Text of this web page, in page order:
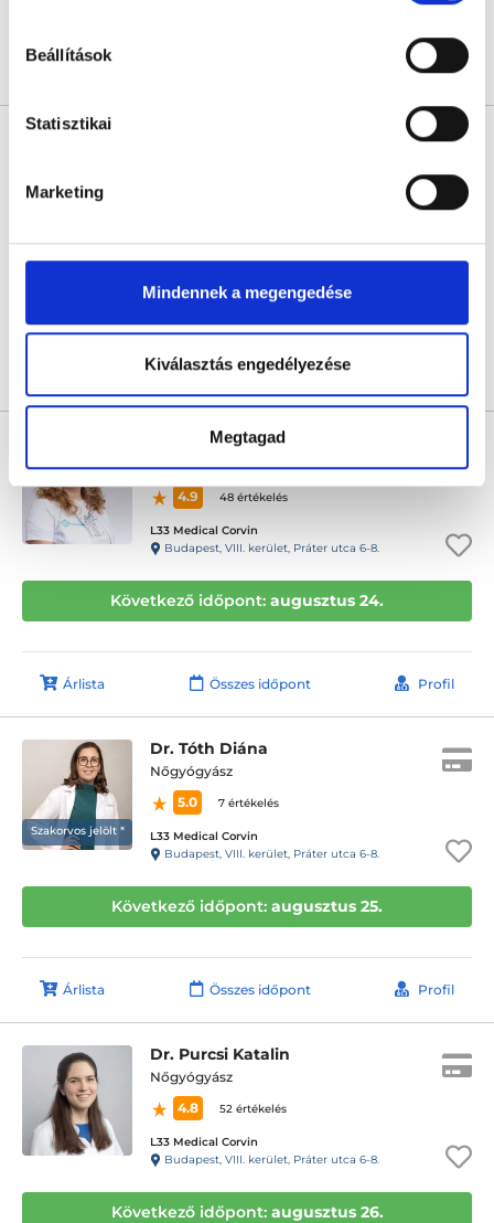
Beállítások
Statisztikai
Marketing
Mindennek a megengedése
Kiválasztás engedélyezése
Megtagad
Profil
Budapest, VIII. kerület, Práter utca 6-8.
Következő időpont:augusztus 24.
Összes időpont
Dr. Kőrösi Júlia
Nőgyógyász
4.9
48 értékelés
L33 Medical Corvin
Budapest, VIII. kerület, Práter utca 6-8.
Következő időpont: augusztus 24.
Árlista Összes időpont Profil
Szakorvos jelölt *
Dr. Tóth Diána
Nőgyógyász
5.0
7 értékelés
L33 Medical Corvin
Budapest, VIII. kerület, Práter utca 6-8.
Következő időpont: augusztus 25.
Árlista Összes időpont Profil
Dr. Purcsi Katalin
Nőgyógyász
4.8
52 értékelés
L33 Medical Corvin
Budapest, VIII. kerület, Práter utca 6-8.
Következő időpont: augusztus 26.